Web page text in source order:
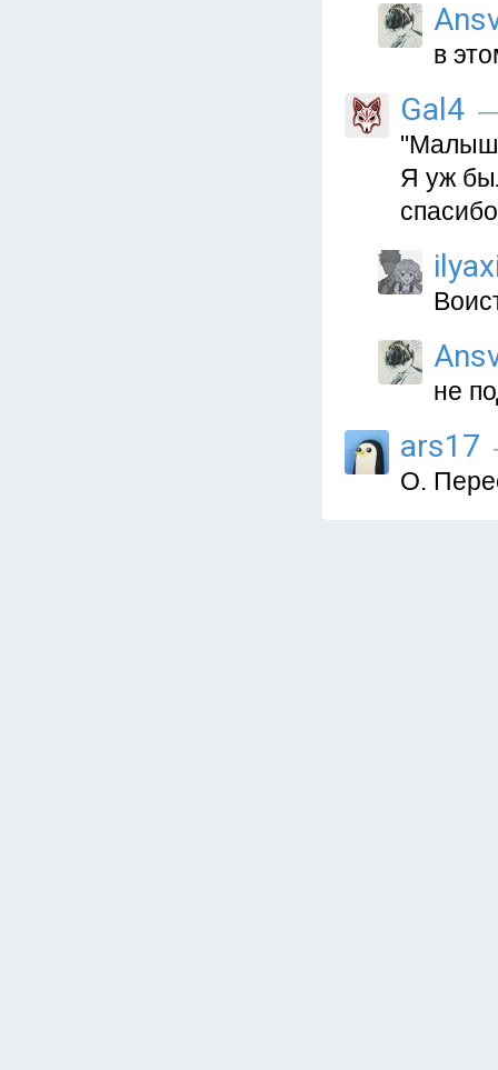
в
Gal4 —
Я уж
спасибо
не
ars17
О.